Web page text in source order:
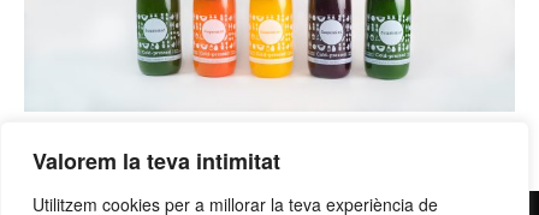
Valorem la teva intimitat
Utilitzem cookies per a millorar la teva experiència de